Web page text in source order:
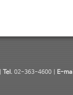
Tel. 02-363-4600 |
E-